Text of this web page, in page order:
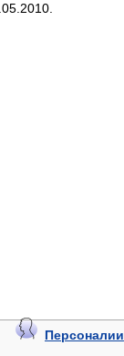
Персоналии